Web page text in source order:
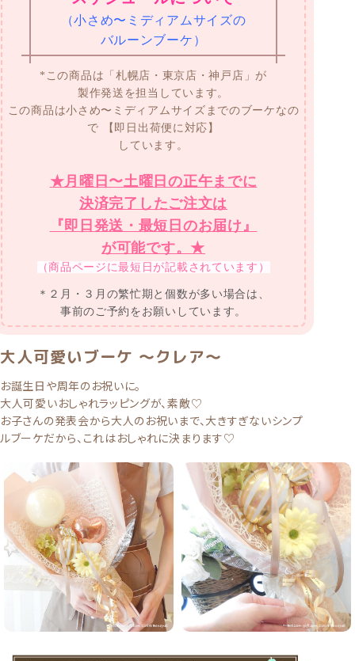
（小さめ〜ミディアムサイズの
バルーンブーケ）
*この商品は「札幌店・東京店・神戸店」が
製作発送を担当しています。
この商品は小さめ〜ミディアムサイズまでのブーケなの
で 【即日出荷便に対応】
しています。
★月曜日〜土曜日の正午までに
決済完了したご注文は
『即日発送・最短日のお届け』
が可能です。★
（商品ページに最短日が記載されています）
＊２月・３月の繁忙期と個数が多い場合は、
事前のご予約をお願いしています。
大人可愛いブーケ 〜クレア〜
お誕生日や周年のお祝いに。
大人可愛いおしゃれラッピングが、素敵♡
お子さんの発表会から大人のお祝いまで、大きすぎないシンプ
ルブーケだから、これはおしゃれに決まります♡